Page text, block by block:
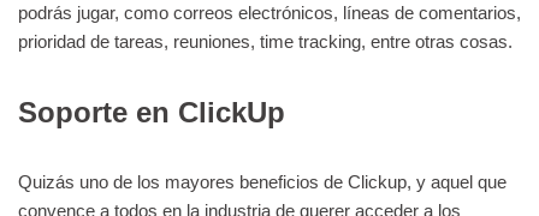
podrás jugar, como correos electrónicos, líneas de comentarios,
prioridad de tareas, reuniones, time tracking, entre otras cosas.
Soporte en ClickUp
Quizás uno de los mayores beneficios de Clickup, y aquel que
convence a todos en la industria de querer acceder a los